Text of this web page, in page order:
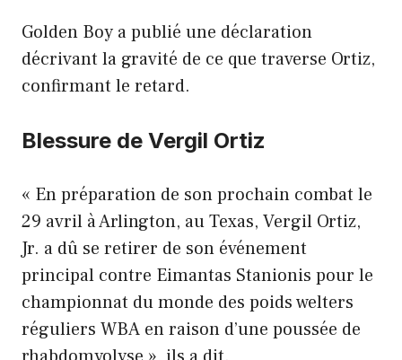
Golden Boy a publié une déclaration
décrivant la gravité de ce que traverse Ortiz,
confirmant le retard.
Blessure de Vergil Ortiz
« En préparation de son prochain combat le
29 avril à Arlington, au Texas, Vergil Ortiz,
Jr. a dû se retirer de son événement
principal contre Eimantas Stanionis pour le
championnat du monde des poids welters
réguliers WBA en raison d’une poussée de